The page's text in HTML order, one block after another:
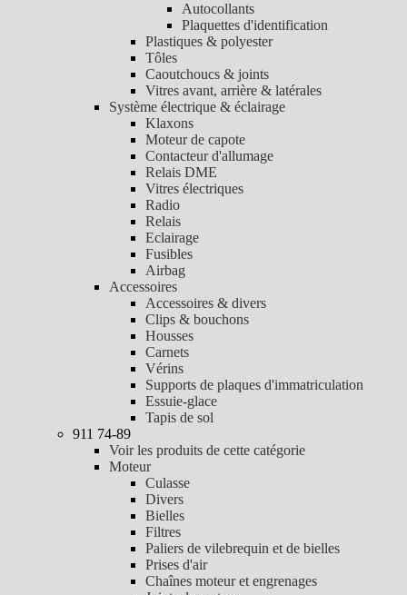
Autocollants
Plaquettes d'identification
Plastiques & polyester
Tôles
Caoutchoucs & joints
Vitres avant, arrière & latérales
Système électrique & éclairage
Klaxons
Moteur de capote
Contacteur d'allumage
Relais DME
Vitres électriques
Radio
Relais
Eclairage
Fusibles
Airbag
Accessoires
Accessoires & divers
Clips & bouchons
Housses
Carnets
Vérins
Supports de plaques d'immatriculation
Essuie-glace
Tapis de sol
911 74-89
Voir les produits de cette catégorie
Moteur
Culasse
Divers
Bielles
Filtres
Paliers de vilebrequin et de bielles
Prises d'air
Chaînes moteur et engrenages